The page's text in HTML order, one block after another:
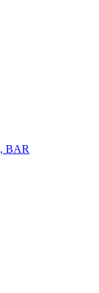
BAR